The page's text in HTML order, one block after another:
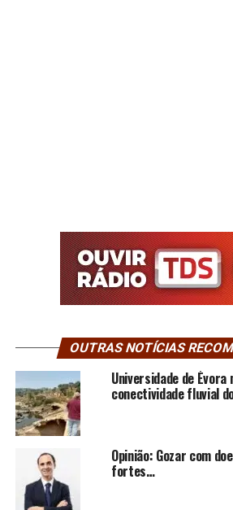
OUTRAS NOTÍCIAS
Universidade de
conectividade fluvial
Opinião: Gozar com
fortes…